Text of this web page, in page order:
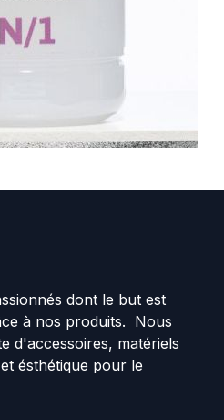
dont le but est
à nos produits. Nous
d'accessoires, matériels
ésthétique pour le